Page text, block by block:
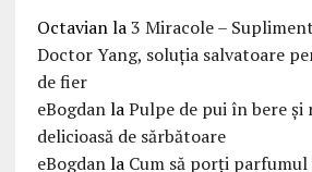
Octavianla3 Miracole –
Doctor Yang, soluția salvatoare
de fier
eBogdanlaPulpe de pui în bere și
delicioasă de sărbătoare
eBogdanla Cum să porți